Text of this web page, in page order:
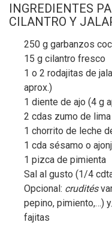
INGREDIENTES
CILANTRO Y
250 g garbanzos
15 g cilantro fresco
1 o 2 rodajitas de
aprox.)
1 diente de ajo (4 g
2 cdas zumo de
1 chorrito de leche
1 cda sésamo o
1 pizca de pimienta
Sal al gusto (1/4
Opcional: crudités
pepino, pimiento,…)
fajitas